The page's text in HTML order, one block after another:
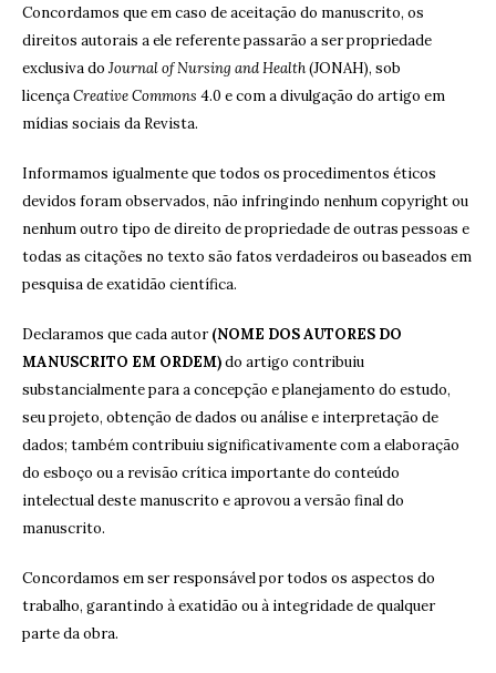
Concordamos que em caso de aceitação do manuscrito, os
direitos autorais a ele referente passarão a ser propriedade
exclusiva do Journal of Nursing and Health(JONAH), sob
licençaCreative Commons 4.0 e com a divulgação do artigo em
mídias sociais da Revista.
Informamos igualmente que todos os procedimentos éticos
devidos foram observados, não infringindo nenhum copyright ou
nenhum outro tipo de direito de propriedade de outras pessoas e
todas as citações no texto são fatos verdadeiros ou baseados em
pesquisa de exatidão científica.
Declaramos que cada autor(NOME DOS AUTORES DO
MANUSCRITO EM ORDEM)do artigo contribuiu
substancialmente para a concepção e planejamento do estudo,
seu projeto, obtenção de dados ou análise e interpretação de
dados; também contribuiu significativamente com a elaboração
do esboço ou a revisão crítica importante do conteúdo
intelectual deste manuscrito e aprovou a versão final do
manuscrito.
Concordamos em ser responsável por todos os aspectos do
trabalho, garantindo à exatidão ou à integridade de qualquer
parte da obra.